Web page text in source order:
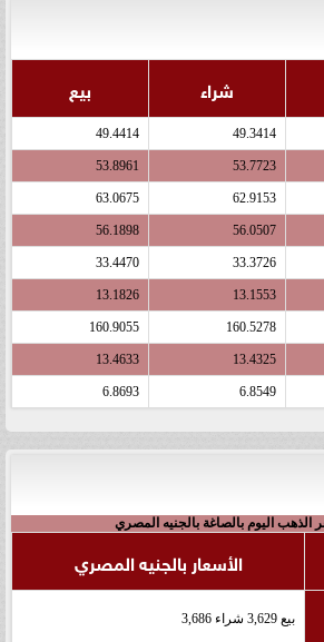
شراء بيع
49.3414
49.4414
53.7723
53.8961
62.9153
63.0675
56.0507
56.1898
33.3726
33.4470
13.1553
13.1826
160.5278
160.9055
13.4325
13.4633
6.8549
6.8693
اليوم بالصاغة بالجنيه المصري
الأسعار بالجنيه المصري
بيع 3,629 شراء 3,686